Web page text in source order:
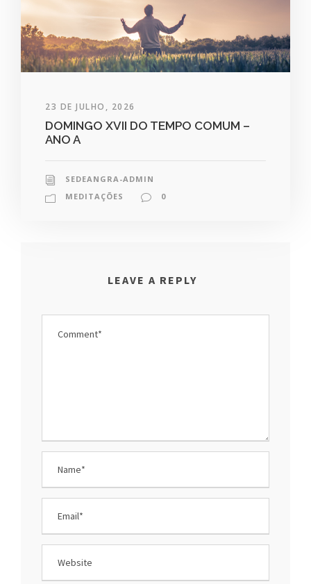
23 DE JULHO, 2026
DOMINGO XVII DO TEMPO COMUM –
ANO A
SEDEANGRA-ADMIN
MEDITAÇÕES
0
LEAVE A REPLY